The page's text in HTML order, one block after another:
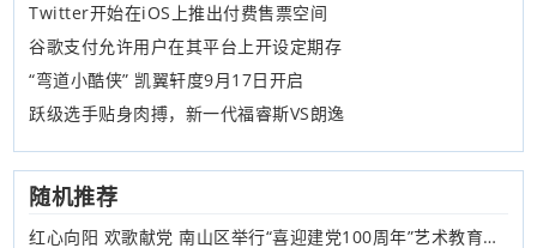
Twitter开始在iOS上推出付费售票空间
谷歌支付允许用户在其平台上开设定期存
“弯道小酷侠” 凯翼轩度9月17日开启
跃级选手贴身肉搏，新一代福睿斯VS朗逸
随机推荐
红心向阳 欢歌献党 南山区举行“喜迎建党100周年”艺术教育成果展演“幼儿表演唱”专场